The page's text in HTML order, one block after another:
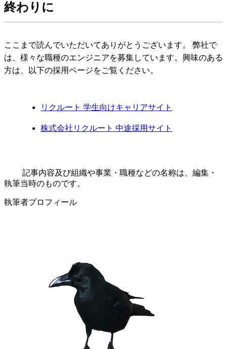
終わりに
ここまで読んでいただいてありがとうございます。 弊社で
は、様々な職種のエンジニアを募集しています。興味のある
方は、以下の採用ページをご覧ください。
リクルート 学生向けキャリアサイト
株式会社リクルート 中途採用サイト
記事内容及び組織や事業・職種などの名称は、編集・
執筆当時のものです。
執筆者プロフィール